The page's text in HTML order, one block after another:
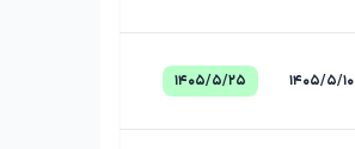
۱۴۰۵/۵/۱۰ ۱۴۰۵/۵/۲۵